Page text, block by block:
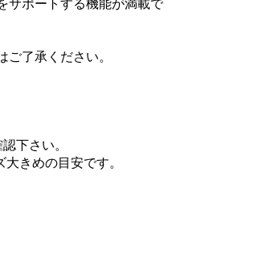
サポートする機能が満載で
ご了承ください。
下さい。
きめの目安です。